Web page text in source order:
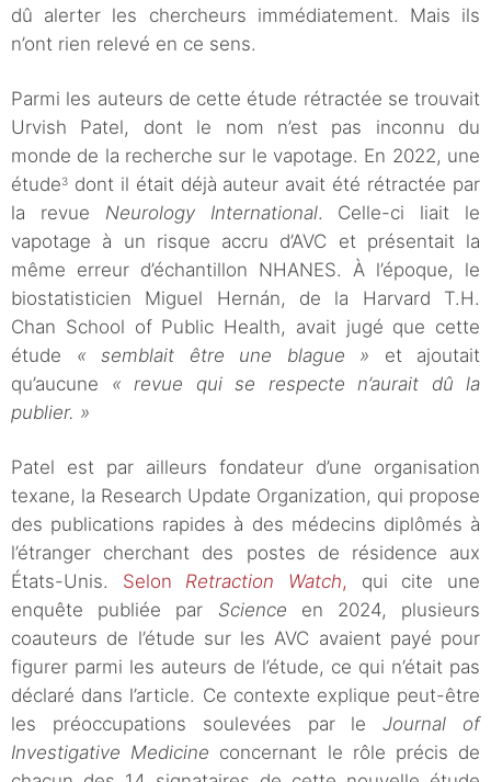
dû alerter les chercheurs immédiatement. Mais ils
n’ont rien relevé en ce sens.
Parmi les auteurs de cette étude rétractée se trouvait
Urvish Patel, dont le nom n’est pas inconnu du
monde de la recherche sur le vapotage. En 2022, une
étude3 dont il était déjà auteur avait été rétractée par
la revue Neurology International. Celle-ci liait le
vapotage à un risque accru d’AVC et présentait la
même erreur d’échantillon NHANES. À l’époque, le
biostatisticien Miguel Hernán, de la Harvard T.H.
Chan School of Public Health, avait jugé que cette
étude « semblait être une blague » et ajoutait
qu’aucune « revue qui se respecte n’aurait dû la
publier. »
Patel est par ailleurs fondateur d’une organisation
texane, la Research Update Organization, qui propose
des publications rapides à des médecins diplômés à
l’étranger cherchant des postes de résidence aux
États-Unis. Selon Retraction Watch,
qui cite une
enquête publiée par Science en 2024, plusieurs
coauteurs de l’étude sur les AVC avaient payé pour
figurer parmi les auteurs de l’étude, ce qui n’était pas
déclaré dans l’article. Ce contexte explique peut-être
les préoccupations soulevées par leJournal of
Investigative Medicine concernant le rôle précis de